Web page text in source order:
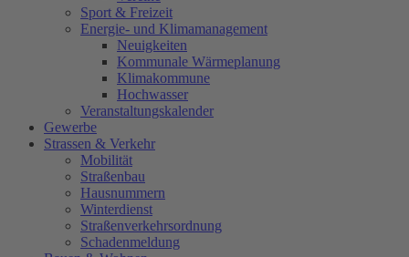
Sport & Freizeit
Energie- und Klimamanagement
Neuigkeiten
Kommunale Wärmeplanung
Klimakommune
Hochwasser
Veranstaltungskalender
Gewerbe
Strassen & Verkehr
Mobilität
Straßenbau
Hausnummern
Winterdienst
Straßenverkehrsordnung
Schadenmeldung